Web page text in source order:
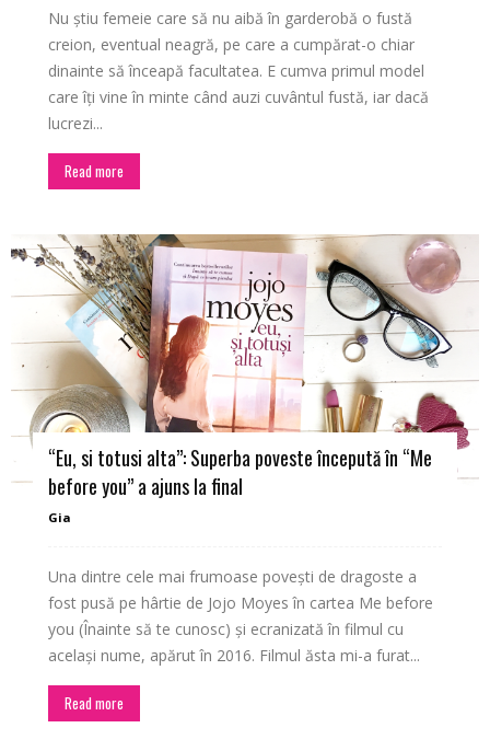
Nu știu femeie care să nu aibă în garderobă o fustă
creion, eventual neagră, pe care a cumpărat-o chiar
dinainte să înceapă facultatea. E cumva primul model
care îți vine în minte când auzi cuvântul fustă, iar dacă
lucrezi...
Read more
“Eu, si totusi alta”: Superba poveste începută în “Me
before you” a ajuns la final
Gia
Una dintre cele mai frumoase povești de dragoste a
fost pusă pe hârtie de Jojo Moyes în cartea Me before
you (Înainte să te cunosc) și ecranizată în filmul cu
același nume, apărut în 2016. Filmul ăsta mi-a furat...
Read more